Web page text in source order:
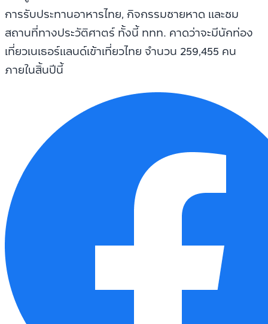
การรับประทานอาหารไทย, กิจกรรมชายหาด และชม
สถานที่ทางประวัติศาตร์ ทั้งนี้ ททท. คาดว่าจะมีนักท่อง
เที่ยวเนเธอร์แลนด์เข้าเที่ยวไทย จำนวน 259,455 คน
ภายในสิ้นปีนี้